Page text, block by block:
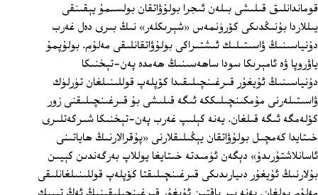
قوماندانلىق قىلىشى بىلەن ئىجرا بولۇۋاتقان بولسىمۇ يېقىنقى
يىللاردا بۇنىڭدىكى كۆرۈنمەس «شېرىكلەر» نىڭ بىرى دەل غەرب
دۇنياسىنىڭ ۋاسىتىلىك ئىشتىراكى بولۇۋاتقانلىقى مەلۇم. بولۇپمۇ
ياۋروپا ۋە ئامېرىكا سودا ساھەسىنىڭ ھەمدە پەن-تېخنىكا
دۇنياسىنىڭ ئۇيغۇر قىرغىنچىلىقىدا كۆپلەپ قوللىنىلغان تۈرلۈك
ۋاسىتىلەرنى مۇمكىنچىلىككە ئىگە قىلىشى بۇ قىرغىنچىلىقنى زور
كۆلەمگە ئىگە قىلغان. يەنە كېلىپ غەرب پەن-تېخنىكا شىركەتلىرى
خىتايدا كەمچىل بولۇۋاتقان يېڭىلىقلارنى «پۇقرالارنىڭ ھاياتىنى
ئاسانلاشتۇرىدۇ» دېگەن ئۈمىدتە خىتايغا يوللاپ بەرگەندىن كېيىن
بۇلارنىڭ ئۇيغۇر دىيارىدىكى قىرغىنچىلىقتا كۆپلەپ قوللىنىلغانلىقى